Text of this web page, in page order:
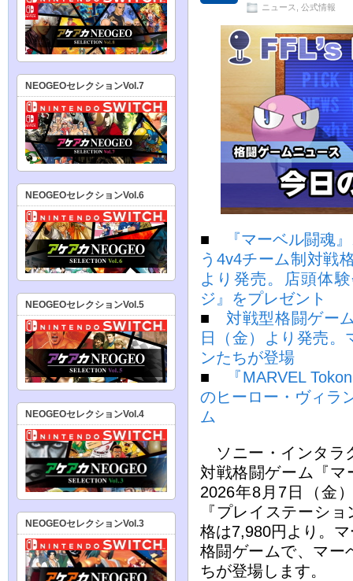
ニュース 公式情報
■
『マーベル闘魂
う4v4チーム制対戦
より発売。店頭体
ジ』をプレゼント
■ 対戦型格闘ゲー
日（金）より発売
ンたちが登場
■
『MARVEL
のヒーロー・ヴィラ
ム
ソニー・インタラ
対戦格闘ゲーム『
2026年8月7日（金
『プレイステーシ
格は7,980円より。
格闘ゲームで、マー
ちが登場します。
NEOGEOセレクションVol.7
NEOGEOセレクションVol.6
NEOGEOセレクションVol.5
NEOGEOセレクションVol.4
NEOGEOセレクションVol.3